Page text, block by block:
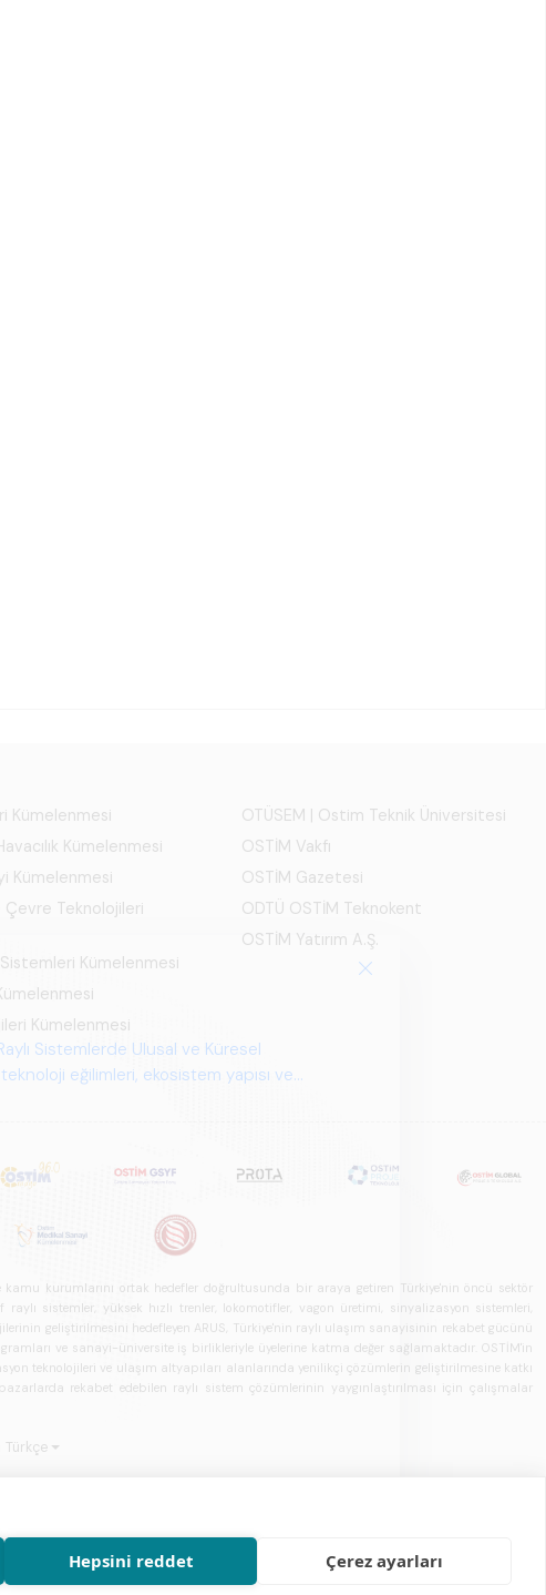
Sistemlerde Ulusal ve Küresel
eğilimleri, ekosistem yapısı ve
Kümelenmesi
Kümelenmesi
Kümelenmesi
Çevre Teknolojileri
Sistemleri Kümelenmesi
Kümelenmesi
OTÜSEM | Ostim Teknik Üniversitesi
OSTİM Vakfı
OSTİM Gazetesi
ODTÜ OSTİM Teknokent
OSTİM Yatırım A.Ş.
kamu kurumlarını ortak hedefler doğrultusunda bir araya getiren Türkiye'nin öncü sektör
sistemler, yüksek hızlı trenler, lokomotifler, vagon üretimi, sinyalizasyon sistemleri,
geliştirilmesini hedefleyen ARUS, Türkiye'nin raylı ulaşım sanayisinin rekabet gücünü
ve sanayi-üniversite iş birlikleriyle üyelerine katma değer sağlamaktadır. OSTİM'in
teknolojileri ve ulaşım altyapıları alanlarında yenilikçi çözümlerin geliştirilmesine katkı
rekabet edebilen raylı sistem çözümlerinin yaygınlaştırılması için çalışmalar
Türkçe
Hepsini reddet Çerez ayarları